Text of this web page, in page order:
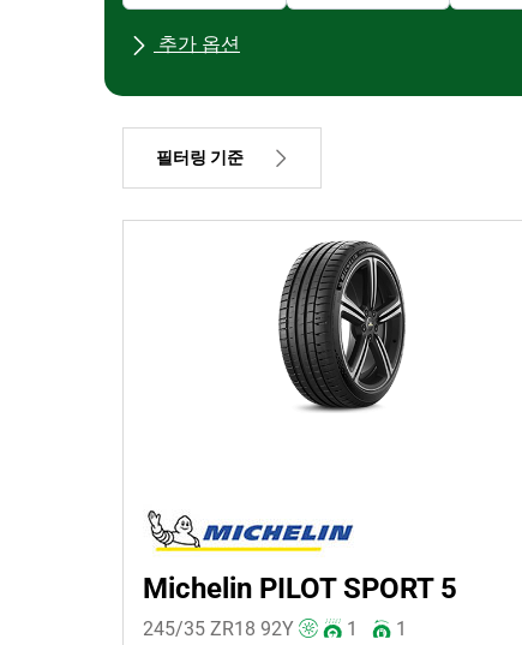
추가 옵션
필터링 기준
727101
사계절 (0)
차종
Michelin PILOT SPORT 5
245/35 ZR18 92Y 1
1